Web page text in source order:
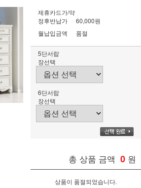
제휴카드가/약
정후반납가
60,000원
월납입금액
품절
5단서랍
장선택
6단서랍
장선택
총 상품 금액 0 원
상품이 품절되었습니다.